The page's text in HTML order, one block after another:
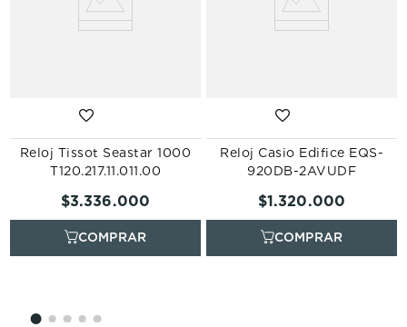
Reloj Tissot Seastar 1000
T120.217.11.011.00
$3.336.000
Reloj Casio Edifice EQS-
920DB-2AVUDF
$1.320.000